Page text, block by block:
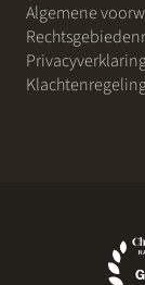
Algemene